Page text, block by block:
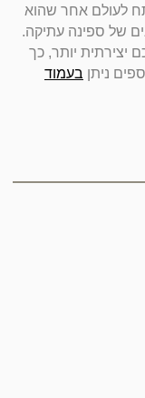
לעולם אחר שהוא
של ספינה עתיקה.
יצירתית יותר, כך
ניתן בעמוד